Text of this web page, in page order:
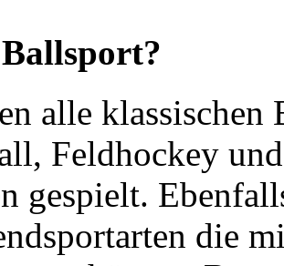
alle
Feldhockey
gespielt.
die